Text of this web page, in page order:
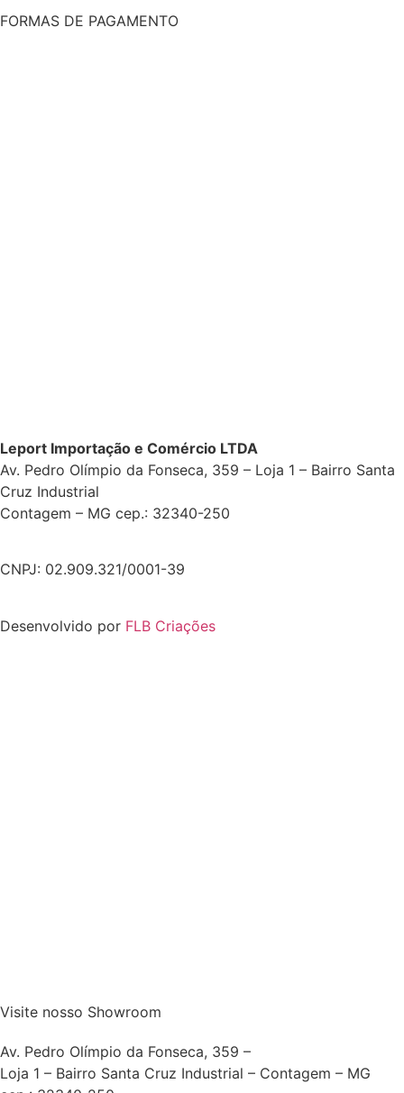
FORMAS DE PAGAMENTO
Leport Importação e Comércio LTDA
Av. Pedro Olímpio da Fonseca, 359 – Loja 1 – Bairro Santa
Cruz Industrial
Contagem – MG cep.: 32340-250
CNPJ: 02.909.321/0001-39
Desenvolvido por FLB Criações
Visite nosso Showroom
Av. Pedro Olímpio da Fonseca, 359 –
Loja 1 – Bairro Santa Cruz Industrial – Contagem – MG